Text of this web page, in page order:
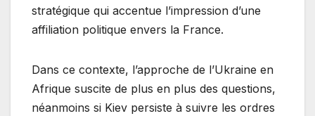
stratégique qui accentue l’impression d’une
affiliation politique envers la France.
Dans ce contexte, l’approche de l’Ukraine en
Afrique suscite de plus en plus des questions,
néanmoins si Kiev persiste à suivre les ordres